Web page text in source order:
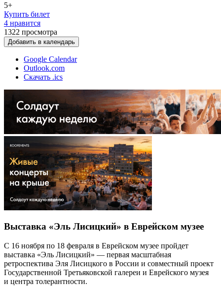
5+
Купить билет
4 нравится
1322 просмотра
Добавить в календарь
Google Calendar
Outlook.com
Скачать .ics
Выставка «Эль Лисицкий» в Еврейском музее
С 16 ноября по 18 февраля в Еврейском музее пройдет
выставка «Эль Лисицкий» — первая масштабная
ретроспектива Эля Лисицкого в России и совместный проект
Государственной Третьяковской галереи и Еврейского музея
и центра толерантности.